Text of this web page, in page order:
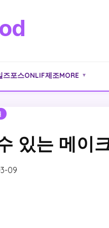
즈포스ONLIF제조MORE ▼
있는 메이
09